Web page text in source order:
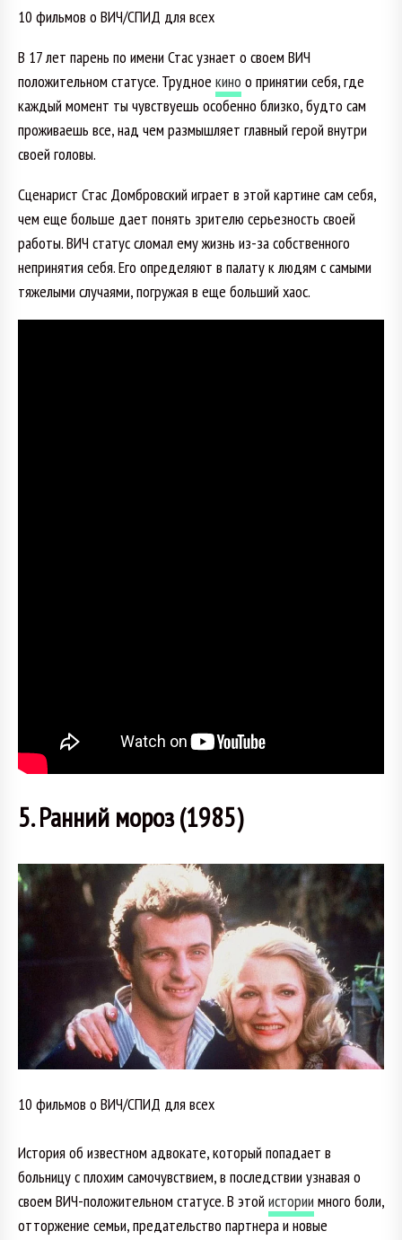
10 фильмов о ВИЧ/СПИД для всех
В 17 лет парень по имени Стас узнает о своем ВИЧ
положительном статусе. Трудное кино о принятии себя, где
каждый момент ты чувствуешь особенно близко, будто сам
проживаешь все, над чем размышляет главный герой внутри
своей головы.
Сценарист Стас Домбровский играет в этой картине сам себя,
чем еще больше дает понять зрителю серьезность своей
работы. ВИЧ статус сломал ему жизнь из-за собственного
непринятия себя. Его определяют в палату к людям с самыми
тяжелыми случаями, погружая в еще больший хаос.
5. Ранний мороз (1985)
10 фильмов о ВИЧ/СПИД для всех
История об известном адвокате, который попадает в
больницу с плохим самочувствием, в последствии узнавая о
своем ВИЧ-положительном статусе. В этой истории много боли,
отторжение семьи, предательство партнера и новые